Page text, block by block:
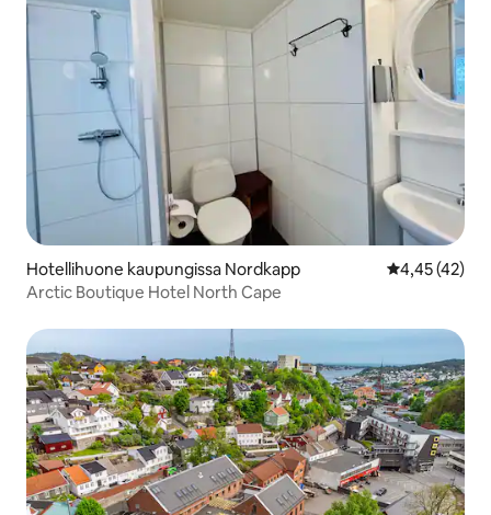
Hotellihuone kaupungissa Nordkapp
4,45 (42)
Arctic Boutique Hotel North Cape